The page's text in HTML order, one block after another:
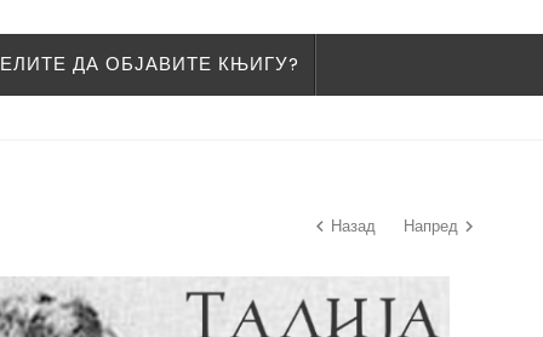
ДА ОБЈАВИТЕ КЊИГУ?
 Назад Напред 